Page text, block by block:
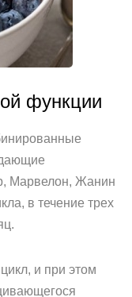
функции
Марвелон, Жанин
в течение трех
и при этом